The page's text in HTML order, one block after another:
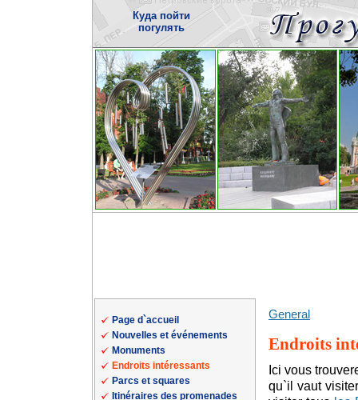
Куда пойти
погулять
Page d`accueil
Nouvelles et événements
Monuments
Endroits intéressants
Parcs et squares
Itinéraires des promenades
General
Endroits
Ici vous
qu`il vaut